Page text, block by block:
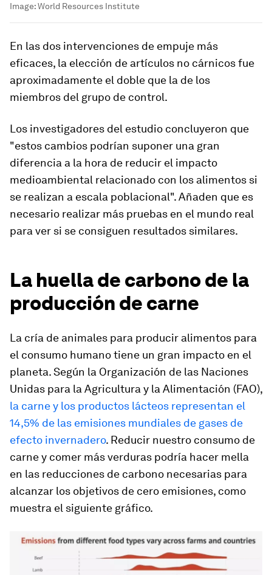
Image:World Resources Institute
En las dos intervenciones de empuje más
eficaces, la elección de artículos no cárnicos fue
aproximadamente el doble que la de los
miembros del grupo de control.
Los investigadores del estudio concluyeron que
"estos cambios podrían suponer una gran
diferencia a la hora de reducir el impacto
medioambiental relacionado con los alimentos si
se realizan a escala poblacional". Añaden que es
necesario realizar más pruebas en el mundo real
para ver si se consiguen resultados similares.
La huella de carbono de la
producción de carne
La cría de animales para producir alimentos para
el consumo humano tiene un gran impacto en el
planeta. Según la Organización de las Naciones
Unidas para la Agricultura y la Alimentación (FAO),
la carne y los productos lácteos representan el
14,5% de las emisiones mundiales de gases de
efecto invernadero. Reducir nuestro consumo de
carne y comer más verduras podría hacer mella
en las reducciones de carbono necesarias para
alcanzar los objetivos de cero emisiones, como
muestra el siguiente gráfico.